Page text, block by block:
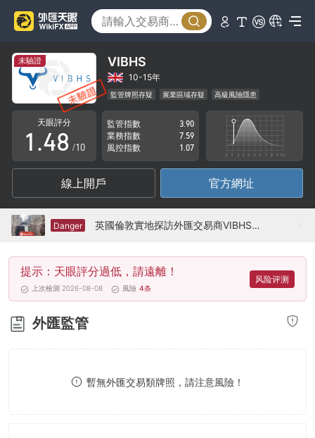
未驗證 VIBHS
10-15年
監管牌照存疑 展業區域存疑 高級風險隱患
天眼評分
0
1
2
3
4
5
6
7
8
.
0
1
2
3
4
5
6
7
8
9
4
5
6
7
8
9
/10
監管指數
3.90
業務指數
7.59
風控指數
1.07
線上開戶 官方網址
Danger 英國倫敦實地探訪外匯交易商VIBHS 不存在真實展業場所
提示：天眼評分過低，請遠離！
上次檢測 2026-08-08 風險 4条
风险评测
外匯監管
暫無外匯交易類牌照，請注意風險！